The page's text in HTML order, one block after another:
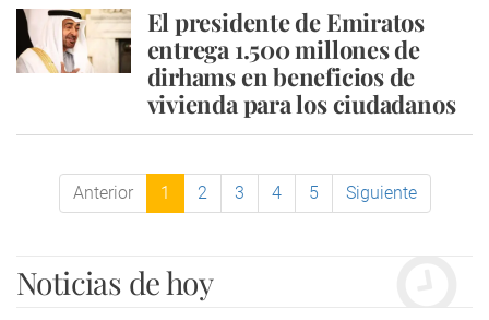
El presidente de Emiratos
entrega 1.500 millones de
dirhams en beneficios de
vivienda para los ciudadanos
Anterior 1 2 3 4 5 Siguiente
Noticias de hoy